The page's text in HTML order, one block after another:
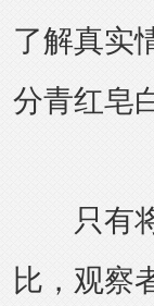
了解真实
分青红皂
只有将
比，观察